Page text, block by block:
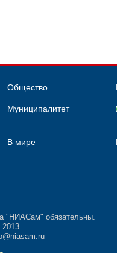
Общество
Муниципалитет
В мире
"НИАСам" обязательны.